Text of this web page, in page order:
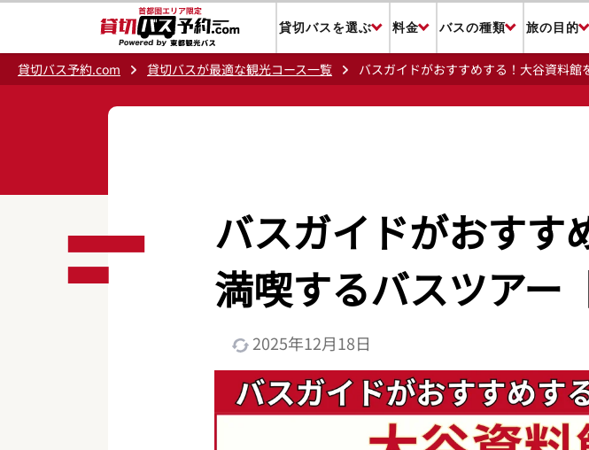
貸切バスを選ぶ 料金 バスの種類 旅の目的
貸切バス予約.com 貸切バスが最適な観光コース一覧 バスガイドがおすすめする！大谷資料館
バスガイドがおすす
満喫するバスツアー
2025年12月18日